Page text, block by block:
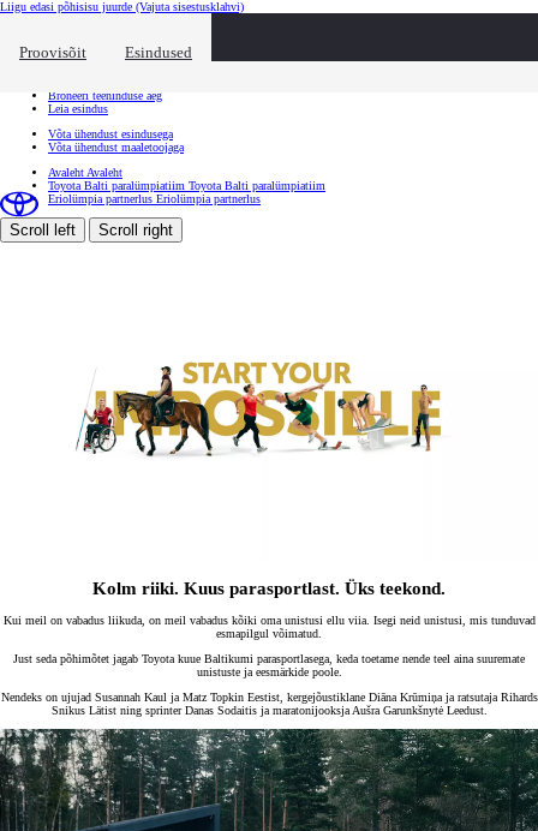
Liigu edasi põhisisu juurde (Vajuta sisestusklahvi)
Proovisõit Esindused
Kiirtee Klõpsa kiirtee ülekatte sulgemiseks
Broneeri teeninduse aeg
Leia esindus
Võta ühendust esindusega
Võta ühendust maaletoojaga
Avaleht Avaleht
Toyota Balti paralümpiatiim Toyota Balti paralümpiatiim
Eriolümpia partnerlus Eriolümpia partnerlus
Scroll left Scroll right
Kolm riiki. Kuus parasportlast. Üks teekond.
Kui meil on vabadus liikuda, on meil vabadus kõiki oma unistusi ellu viia. Isegi neid unistusi, mis tunduvad
esmapilgul võimatud.
Just seda põhimõtet jagab Toyota kuue Baltikumi parasportlasega, keda toetame nende teel aina suuremate
unistuste ja eesmärkide poole.
Nendeks on ujujad Susannah Kaul ja Matz Topkin Eestist, kergejõustiklane Diāna Krūmiņa ja ratsutaja Rihards
Snikus Lätist ning sprinter Danas Sodaitis ja maratonijooksja Aušra Garunkšnytė Leedust.